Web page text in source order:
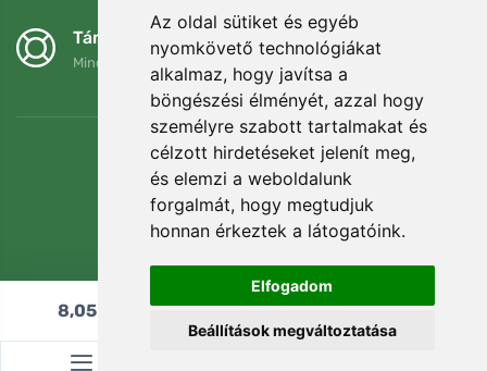
Az oldal sütiket és egyéb
nyomkövető technológiákat
alkalmaz, hogy javítsa a
böngészési élményét, azzal hogy
személyre szabott tartalmakat és
célzott hirdetéseket jelenít meg,
és elemzi a weboldalunk
forgalmát, hogy megtudjuk
honnan érkeztek a látogatóink.
Elfogadom
Beállítások megváltoztatása
Támogatjuk a Trees.org-ot
Minden megrendelésért ültetünk egy fát! Bővebben
8,05€ Hozzáadás a kosárhoz